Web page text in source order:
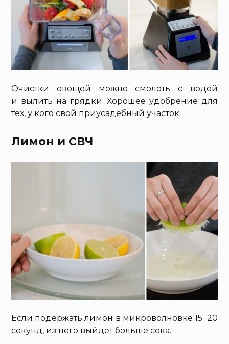
Очистки овощей можно смолоть с водой
и вылить на грядки. Хорошее удобрение для
тех, у кого свой приусадебный участок.
Лимон и СВЧ
Если подержать лимон в микроволновке 15−20
секунд, из него выйдет больше сока.